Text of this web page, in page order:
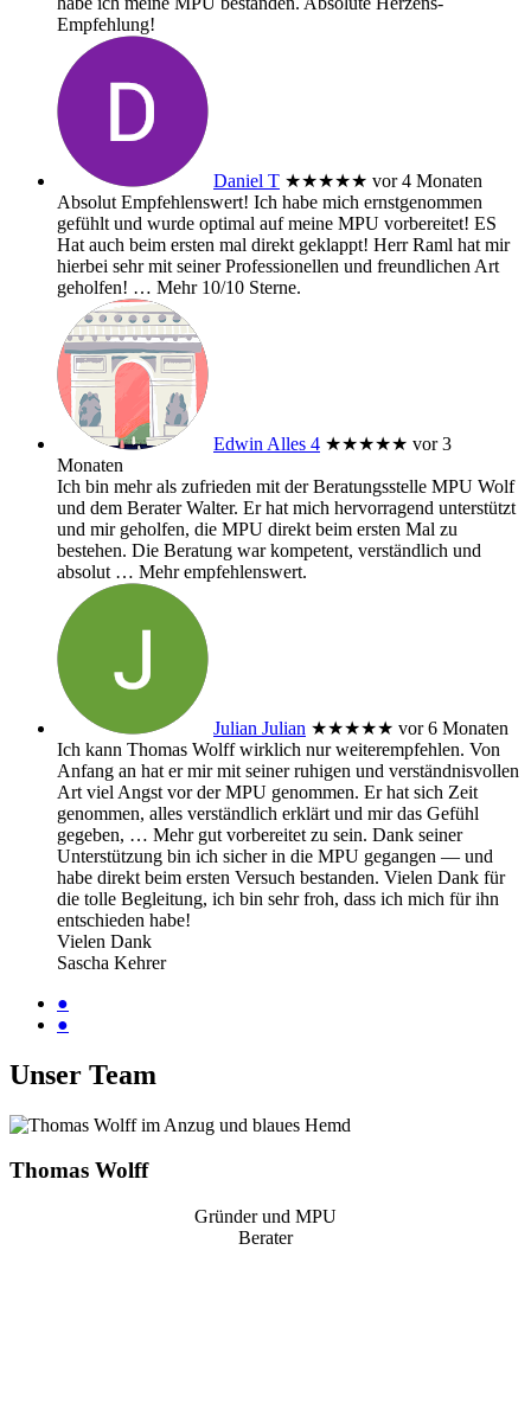
Empfehlung!
Daniel T ★★★★★ vor 4 Monaten
Absolut Empfehlenswert! Ich habe mich ernstgenommen
gefühlt und wurde optimal auf meine MPU vorbereitet! ES
Hat auch beim ersten mal direkt geklappt! Herr Raml hat mir
hierbei sehr mit seiner Professionellen und freundlichen Art
geholfen! … Mehr10/10 Sterne.
Edwin Alles 4 ★★★★★ vor 3
Monaten
Ich bin mehr als zufrieden mit der Beratungsstelle MPU Wolf
und dem Berater Walter. Er hat mich hervorragend unterstützt
und mir geholfen, die MPU direkt beim ersten Mal zu
bestehen. Die Beratung war kompetent, verständlich und
absolut … Mehrempfehlenswert.
Julian Julian ★★★★★ vor 6 Monaten
Ich kann Thomas Wolff wirklich nur weiterempfehlen. Von
Anfang an hat er mir mit seiner ruhigen und verständnisvollen
Art viel Angst vor der MPU genommen. Er hat sich Zeit
genommen, alles verständlich erklärt und mir das Gefühl
gegeben, … Mehrgut vorbereitet zu sein. Dank seiner
Unterstützung bin ich sicher in die MPU gegangen — und
habe direkt beim ersten Versuch bestanden. Vielen Dank für
die tolle Begleitung, ich bin sehr froh, dass ich mich für ihn
entschieden habe!
Vielen Dank
Sascha Kehrer
●
●
Unser Team
Thomas Wolff
Gründer und MPU
Berater